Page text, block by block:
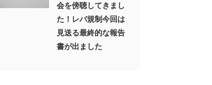
会を傍聴してきまし
た！レバ規制今回は
見送る最終的な報告
書が出ました